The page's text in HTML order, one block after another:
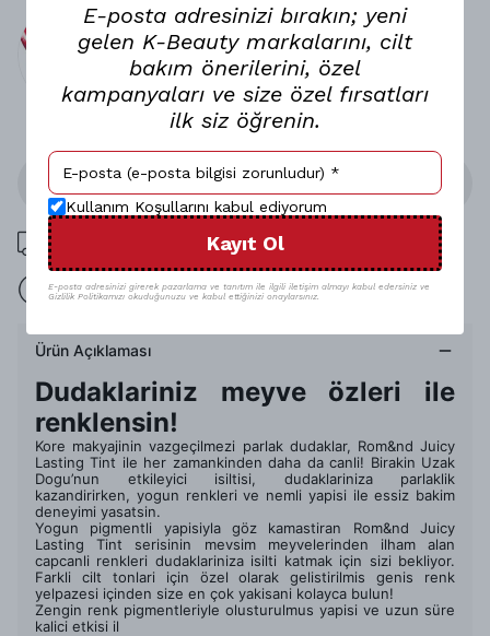
Stoğa Gelince Haber Ver
1000 TL üzeri ücretsiz kargo
15 gün içinde iade
Ürün Açıklaması
Dudaklariniz meyve özleri ile
renklensin!
Kore makyajinin vazgeçilmezi parlak dudaklar, Rom&nd Juicy
Lasting Tint ile her zamankinden daha da canli! Birakin Uzak
Dogu’nun etkileyici isiltisi, dudaklariniza parlaklik
kazandirirken, yogun renkleri ve nemli yapisi ile essiz bakim
deneyimi yasatsin.
Yogun pigmentli yapisiyla göz kamastiran Rom&nd Juicy
Lasting Tint serisinin mevsim meyvelerinden ilham alan
capcanli renkleri dudaklariniza isilti katmak için sizi bekliyor.
Farkli cilt tonlari için özel olarak gelistirilmis genis renk
yelpazesi içinden size en çok yakisani kolayca bulun!
Zengin renk pigmentleriyle olusturulmus yapisi ve uzun süre
kalici etkisi il
E-posta adresinizi bırakın; yeni
gelen K-Beauty markalarını, cilt
bakım önerilerini, özel
kampanyaları ve size özel fırsatları
ilk siz öğrenin.
Kullanım Koşullarını kabul ediyorum
Kayıt Ol
E-posta adresinizi girerek pazarlama ve tanıtım ile ilgili iletişim almayı kabul edersiniz ve
Gizlilik Politikamızı okuduğunuzu ve kabul ettiğinizi onaylarsınız.